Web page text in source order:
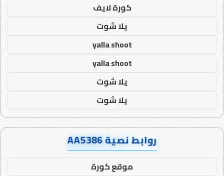
كورة لايف
يلا شوت
yalla shoot
yalla shoot
يلا شوت
يلا شوت
روابط نصية AA5386
موقع كورة